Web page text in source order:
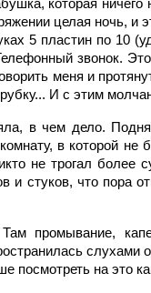
которая
целая ночь, и
5 пластин по 10
звонок.
меня и
И с этим
в чем дело.
в которой
не трогал более
и стуков, что
промывание,
посмотреть на это